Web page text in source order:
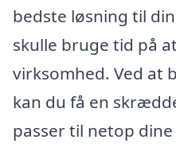
bedste løsning til
skulle bruge tid på
virksomhed. Ved at
kan du få en
passer til netop dine